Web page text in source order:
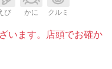
び かに クルミ
います。店頭でお確か